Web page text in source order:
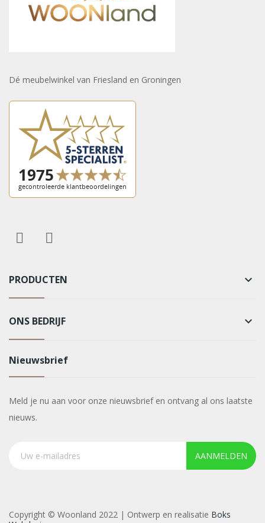
Dé meubelwinkel van Friesland en Groningen
PRODUCTEN keyboard_arrow_down
ONS BEDRIJF keyboard_arrow_down
Nieuwsbrief
Meld je nu aan voor onze nieuwsbrief en ontvang al ons laatste
nieuws.
AANMELDEN
Copyright © Woonland 2022 | Ontwerp en realisatie Boks